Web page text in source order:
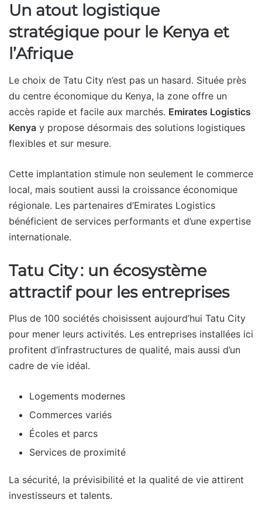
Un atout logistique
stratégique pour le Kenya et
l’Afrique
Le choix de Tatu City n’est pas un hasard. Située près
du centre économique du Kenya, la zone offre un
accès rapide et facile aux marchés. Emirates Logistics
Kenya y propose désormais des solutions logistiques
flexibles et sur mesure.
Cette implantation stimule non seulement le commerce
local, mais soutient aussi la croissance économique
régionale. Les partenaires d’Emirates Logistics
bénéficient de services performants et d’une expertise
internationale.
Tatu City : un écosystème
attractif pour les entreprises
Plus de 100 sociétés choisissent aujourd’hui Tatu City
pour mener leurs activités. Les entreprises installées ici
profitent d’infrastructures de qualité, mais aussi d’un
cadre de vie idéal.
Logements modernes
Commerces variés
Écoles et parcs
Services de proximité
La sécurité, la prévisibilité et la qualité de vie attirent
investisseurs et talents.